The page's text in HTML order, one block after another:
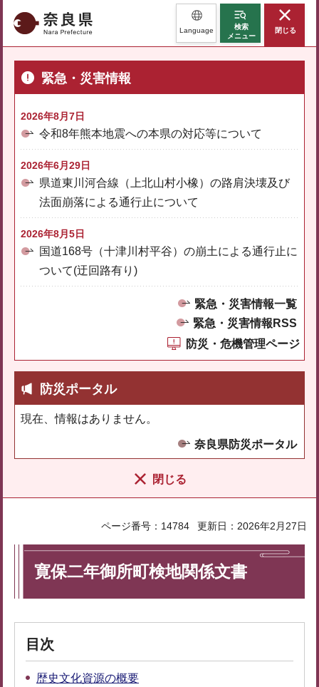
奈良県 Language
検索
メニュー
閉じる
緊急・災害情報
2026年8月7日
令和8年熊本地震への本県の対応等について
2026年6月29日
県道東川河合線（上北山村小橡）の路肩決壊及び
法面崩落による通行止について
2026年8月5日
国道168号（十津川村平谷）の崩土による通行止に
ついて(迂回路有り)
緊急・災害情報一覧
緊急・災害情報RSS
防災・危機管理ページ
防災ポータル
現在、情報はありません。
奈良県防災ポータル
閉じる
ページ番号：14784 更新日：2026年2月27日
寛保二年御所町検地関係文書
目次
歴史文化資源の概要